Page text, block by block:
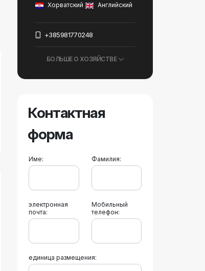
Хорватский
Английский
+385981770248
БОЛЬШЕ О ХОЗЯЙСТВЕ
Контактная
форма
Име: Фамилия:
электронная
почта:
Мобильный
телефон:
единица размещения: